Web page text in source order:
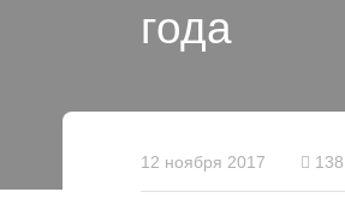
года
12 ноября 2017 138